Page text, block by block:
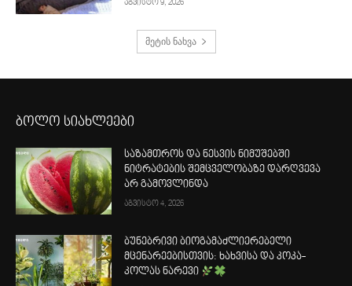
აგვისტო 9, 2026
მეტის ნახვა
ბოლო სიახლეები
საზამთროს და ნესვის ნიმუშებში
ნიტრატების შემცველობაზე დარღვევა
არ გამოვლინდა
აგვისტო 4, 2026
ბუნებრივი ბიოგამაძლიერებელი
მცენარეებისთვის: ხახვისა და კოკა-
კოლას ნარევი